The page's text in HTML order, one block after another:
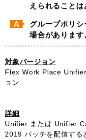
えられることは
グループポリ
場合があります
対象バージョン
Flex Work Place
ョン
詳細
Unifier または Unifier
2019 パッチを配信する